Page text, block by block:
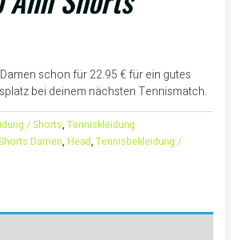
schon für 22.95 € für ein gutes
bei deinem nächsten Tennismatch.
/ Shorts, Tenniskleidung
Damen, Head, Tennisbekleidung /